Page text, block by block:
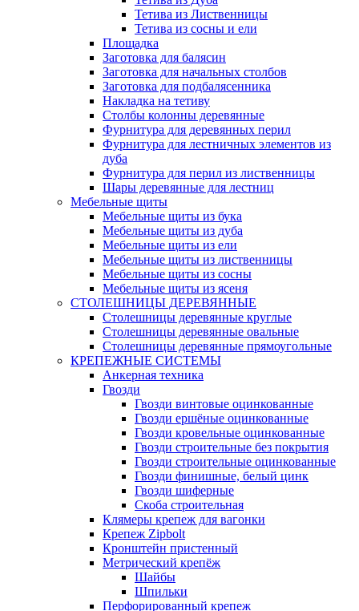
Тетива из Лиственницы
Тетива из сосны и ели
Площадка
Заготовка для балясин
Заготовка для начальных столбов
Заготовка для подбалясенника
Накладка на тетиву
Столбы колонны деревянные
Фурнитура для деревянных перил
Фурнитура для лестничных элементов из
дуба
Фурнитура для перил из лиственницы
Шары деревянные для лестниц
Мебельные щиты
Мебельные щиты из бука
Мебельные щиты из дуба
Мебельные щиты из ели
Мебельные щиты из лиственницы
Мебельные щиты из сосны
Мебельные щиты из ясеня
СТОЛЕШНИЦЫ ДЕРЕВЯННЫЕ
Столешницы деревянные круглые
Столешницы деревянные овальные
Столешницы деревянные прямоугольные
КРЕПЕЖНЫЕ СИСТЕМЫ
Анкерная техника
Гвозди
Гвозди винтовые оцинкованные
Гвозди ершёные оцинкованные
Гвозди кровельные оцинкованные
Гвозди строительные без покрытия
Гвозди строительные оцинкованные
Гвозди финишные, белый цинк
Гвозди шиферные
Скоба строительная
Клямеры крепеж для вагонки
Крепеж Zipbolt
Кронштейн пристенный
Метрический крепёж
Шайбы
Шпильки
Перфорированный крепеж